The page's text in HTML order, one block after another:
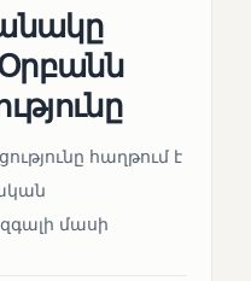
Օրբանն
հաղթում է
զգալի մասի